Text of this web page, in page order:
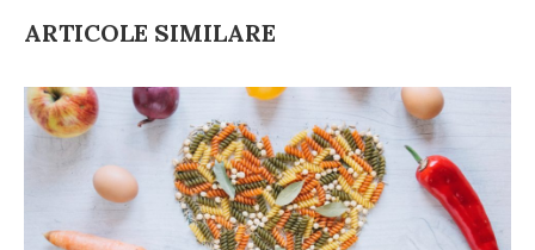
ARTICOLE SIMILARE